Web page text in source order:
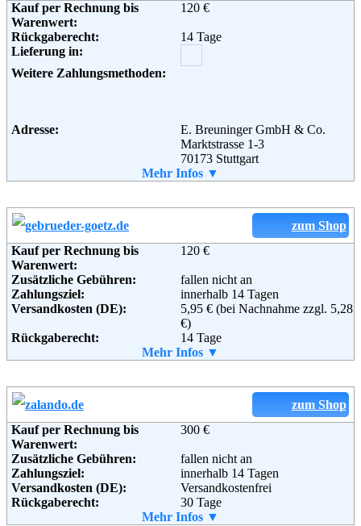
Adresse:
Baur Versand (GmbH & Co KG)
96224 Burgkunstadt
Telefon:
Soziale Kanäle:
Weiterführende
AGB
Kauf per Rechnung bis
Warenwert:
120 €
Rückgaberecht:
14 Tage
Lieferung in:
Weitere Zahlungsmethoden:
Adresse:
E. Breuninger GmbH & Co.
Marktstrasse 1-3
70173 Stuttgart
+49 (0) 711 / 211 - 21 21
Soziale Kanäle:
Weiterführende
Informationen:
Blog,
Mehr Infos ▼
zum Shop
Kauf per Rechnung bis
Warenwert:
120 €
Zusätzliche Gebühren:
fallen nicht an
Zahlungsziel:
innerhalb 14 Tagen
Versandkosten (DE):
5,95 € (bei Nachnahme zzgl. 5,28
€)
Rückgaberecht:
14 Tage
Ja
Weitere Zahlungsmethoden:
Adresse:
gebrüder götz GmbH & Co. KG
Otto-Hahn-Str. 7
97080 Würzburg
Telefon:
+49 (0) 931 9050
+49 (0) 931 905 100
Mehr Infos ▼
zum Shop
Kauf per Rechnung bis
Warenwert:
300 €
Zusätzliche Gebühren:
fallen nicht an
Zahlungsziel:
innerhalb 14 Tagen
Versandkosten (DE):
Versandkostenfrei
Rückgaberecht:
30 Tage
Ja
Mehr Infos ▼